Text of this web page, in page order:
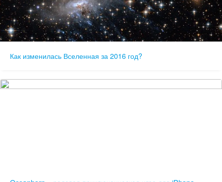
Как изменилась Вселенная за 2016 год?